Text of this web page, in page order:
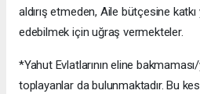
aldırış etmeden, Aile bütçesine
edebilmek için uğraş vermekteler.
*Yahut Evlatlarının eline
toplayanlar da bulunmaktadır. Bu